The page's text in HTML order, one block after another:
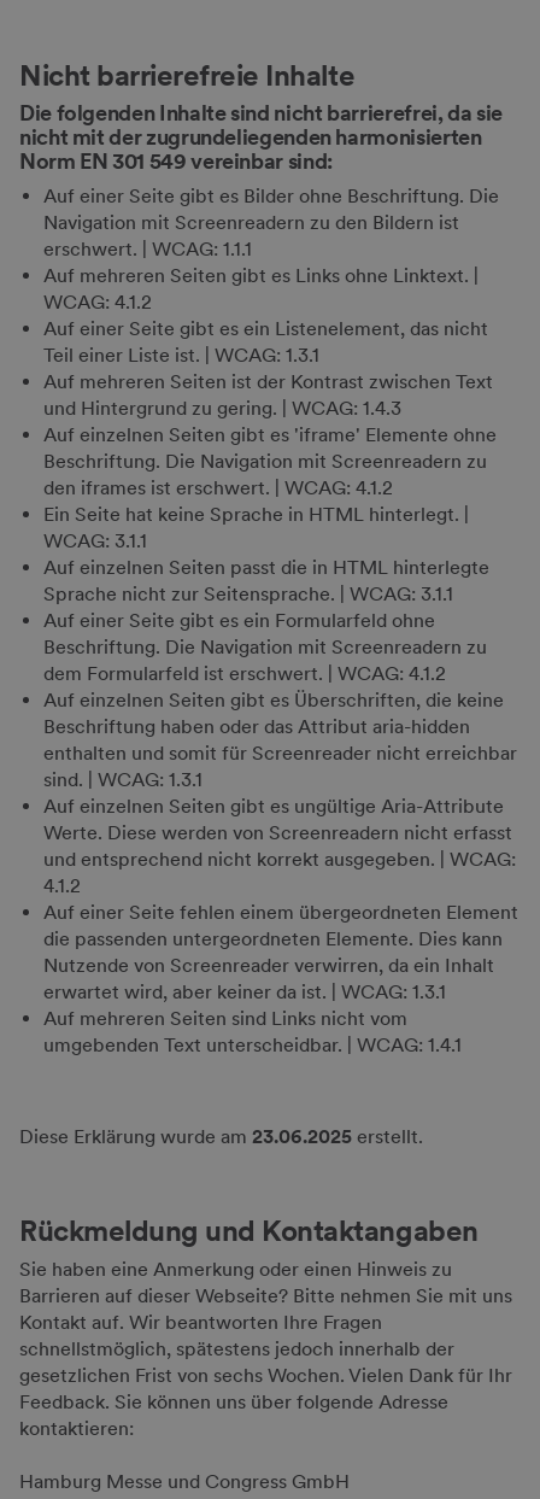
Nicht barrierefreie Inhalte
Die folgenden Inhalte sind nicht barrierefrei, da sie
nicht mit der zugrundeliegenden harmonisierten
Norm EN 301 549 vereinbar sind:
Auf einer Seite gibt es Bilder ohne Beschriftung. Die
Navigation mit Screenreadern zu den Bildern ist
erschwert. | WCAG: 1.1.1
Auf mehreren Seiten gibt es Links ohne Linktext. |
WCAG: 4.1.2
Auf einer Seite gibt es ein Listenelement, das nicht
Teil einer Liste ist. | WCAG: 1.3.1
Auf mehreren Seiten ist der Kontrast zwischen Text
und Hintergrund zu gering. | WCAG: 1.4.3
Auf einzelnen Seiten gibt es 'iframe' Elemente ohne
Beschriftung. Die Navigation mit Screenreadern zu
den iframes ist erschwert. | WCAG: 4.1.2
Ein Seite hat keine Sprache in HTML hinterlegt. |
WCAG: 3.1.1
Auf einzelnen Seiten passt die in HTML hinterlegte
Sprache nicht zur Seitensprache. | WCAG: 3.1.1
Auf einer Seite gibt es ein Formularfeld ohne
Beschriftung. Die Navigation mit Screenreadern zu
dem Formularfeld ist erschwert. | WCAG: 4.1.2
Auf einzelnen Seiten gibt es Überschriften, die keine
Beschriftung haben oder das Attribut aria-hidden
enthalten und somit für Screenreader nicht erreichbar
sind. | WCAG: 1.3.1
Auf einzelnen Seiten gibt es ungültige Aria-Attribute
Werte. Diese werden von Screenreadern nicht erfasst
und entsprechend nicht korrekt ausgegeben. | WCAG:
4.1.2
Auf einer Seite fehlen einem übergeordneten Element
die passenden untergeordneten Elemente. Dies kann
Nutzende von Screenreader verwirren, da ein Inhalt
erwartet wird, aber keiner da ist. | WCAG: 1.3.1
Auf mehreren Seiten sind Links nicht vom
umgebenden Text unterscheidbar. | WCAG: 1.4.1
Diese Erklärung wurde am 23.06.2025 erstellt.
Rückmeldung und Kontaktangaben
Sie haben eine Anmerkung oder einen Hinweis zu
Barrieren auf dieser Webseite? Bitte nehmen Sie mit uns
Kontakt auf. Wir beantworten Ihre Fragen
schnellstmöglich, spätestens jedoch innerhalb der
gesetzlichen Frist von sechs Wochen. Vielen Dank für Ihr
Feedback. Sie können uns über folgende Adresse
kontaktieren:
Hamburg Messe und Congress GmbH